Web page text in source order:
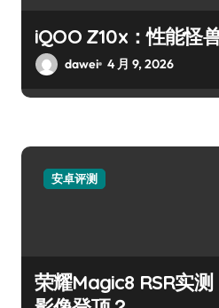
iQOO Z10x：性能怪
dawei 4 月 9, 2026
安卓评测
荣耀Magic8 RSR实